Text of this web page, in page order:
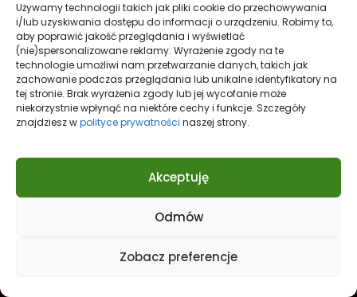
Używamy technologii takich jak pliki cookie do przechowywania
i/lub uzyskiwania dostępu do informacji o urządzeniu. Robimy to,
aby poprawić jakość przeglądania i wyświetlać
(nie)spersonalizowane reklamy. Wyrażenie zgody na te
technologie umożliwi nam przetwarzanie danych, takich jak
zachowanie podczas przeglądania lub unikalne identyfikatory na
tej stronie. Brak wyrażenia zgody lub jej wycofanie może
niekorzystnie wpłynąć na niektóre cechy i funkcje. Szczegóły
znajdziesz wpolityce prywatności naszej strony.
Akceptuję
Odmów
Zobacz preferencje
Zalety Koszalina
Wady Koszalina
Atrakcje w Koszalinie
Zakupy w Koszalinie
Nieruchomości w Koszalinie
Miejski w poradnik
Sport w Koszalinie
Edukacja w Koszalinie
Finanse i inwestycje
Reklama